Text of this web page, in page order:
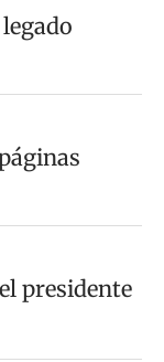
presidente